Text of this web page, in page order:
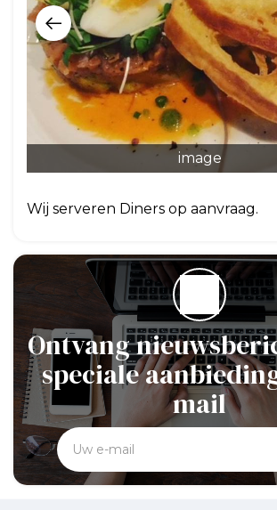
image
Wij serveren Diners op aanvraag.
Ontvang
speciale
mail